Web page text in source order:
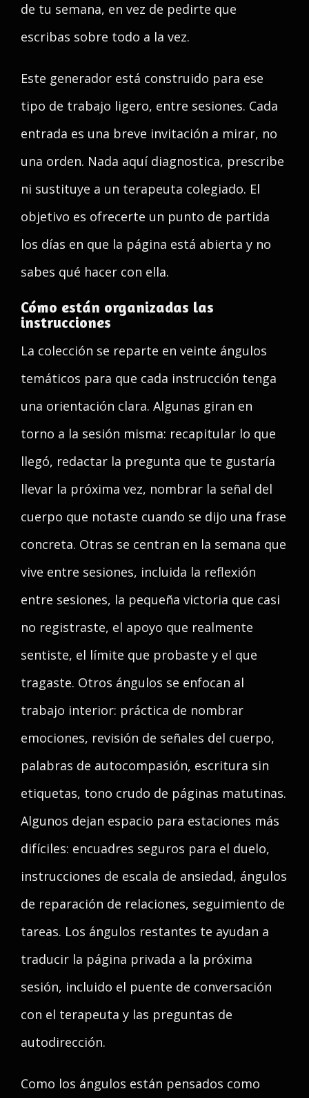
de tu semana, en vez de pedirte que
escribas sobre todo a la vez.
Este generador está construido para ese
tipo de trabajo ligero, entre sesiones. Cada
entrada es una breve invitación a mirar, no
una orden. Nada aquí diagnostica, prescribe
ni sustituye a un terapeuta colegiado. El
objetivo es ofrecerte un punto de partida
los días en que la página está abierta y no
sabes qué hacer con ella.
Cómo están organizadas las
instrucciones
La colección se reparte en veinte ángulos
temáticos para que cada instrucción tenga
una orientación clara. Algunas giran en
torno a la sesión misma: recapitular lo que
llegó, redactar la pregunta que te gustaría
llevar la próxima vez, nombrar la señal del
cuerpo que notaste cuando se dijo una frase
concreta. Otras se centran en la semana que
vive entre sesiones, incluida la reflexión
entre sesiones, la pequeña victoria que casi
no registraste, el apoyo que realmente
sentiste, el límite que probaste y el que
tragaste. Otros ángulos se enfocan al
trabajo interior: práctica de nombrar
emociones, revisión de señales del cuerpo,
palabras de autocompasión, escritura sin
etiquetas, tono crudo de páginas matutinas.
Algunos dejan espacio para estaciones más
difíciles: encuadres seguros para el duelo,
instrucciones de escala de ansiedad, ángulos
de reparación de relaciones, seguimiento de
tareas. Los ángulos restantes te ayudan a
traducir la página privada a la próxima
sesión, incluido el puente de conversación
con el terapeuta y las preguntas de
autodirección.
Como los ángulos están pensados como